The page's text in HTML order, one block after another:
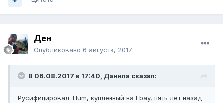
Ден
Опубликовано 6 августа, 2017
В 06.08.2017 в 17:40, Данила сказал:
Русифицировал .Hum, купленный на Ebay, пять лет назад